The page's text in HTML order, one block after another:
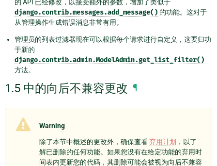
的 API 已经修改，以接受额外的参数，增加了类似于
django.contrib.messages.add_message() 的功能。这对于
从管理操作生成错误消息非常有用。
管理员的列表过滤器现在可以根据每个请求进行自定义，这要归功
于新的
django.contrib.admin.ModelAdmin.get_list_filter()
方法。
1.5 中的向后不兼容更改 ¶
Warning
除了本节中概述的更改外，确保查看弃用计划 ，以了
解已删除的任何功能。如果您没有在给定功能的弃用时
间表内更新您的代码，其删除可能会被视为向后不兼容